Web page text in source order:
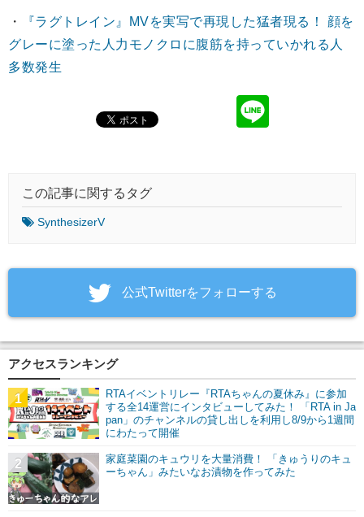
・
『ラグトレイン』MVを実写で再現した猛者現る！ 顔を
グレーに塗った人力モノクロに腹筋を持っていかれる人
多数発生
この記事に関するタグ
SynthesizerV
‎公式Twitterをフォローする
アクセスランキング
RTAイベントリレー『RTAちゃんの夏休み』に参加
する全14運営にインタビューしてみた！ 「RTA in Ja
pan」のチャンネルの貸し出しを利用し8/9から1週間
にわたって開催
1
家庭菜園のキュウリを大量消費！ 「きゅうりのキュ
ーちゃん」みたいなお漬物を作ってみた
2